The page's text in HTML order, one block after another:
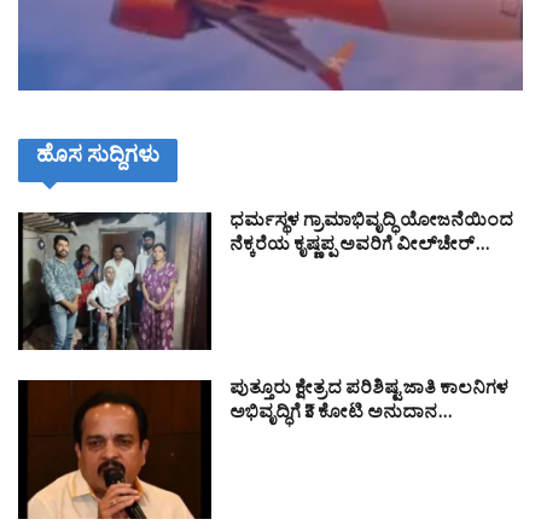
ಹೊಸ ಸುದ್ದಿಗಳು
ಧರ್ಮಸ್ಥಳ ಗ್ರಾಮಾಭಿವೃದ್ಧಿ ಯೋಜನೆಯಿಂದ
ನೆಕ್ಕರೆಯ ಕೃಷ್ಣಪ್ಪ ಅವರಿಗೆ ವೀಲ್‌ಚೇರ್…
ಪುತ್ತೂರು ಕ್ಷೇತ್ರದ ಪರಿಶಿಷ್ಟ ಜಾತಿ ಕಾಲನಿಗಳ
ಅಭಿವೃದ್ಧಿಗೆ ₹3 ಕೋಟಿ ಅನುದಾನ…